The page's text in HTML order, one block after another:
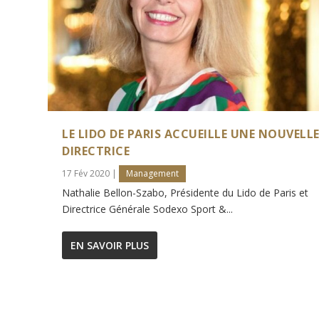
LE LIDO DE PARIS ACCUEILLE UNE NOUVELLE
DIRECTRICE
17 Fév 2020 | Management
Nathalie Bellon-Szabo, Présidente du Lido de Paris et
Directrice Générale Sodexo Sport &...
EN SAVOIR PLUS